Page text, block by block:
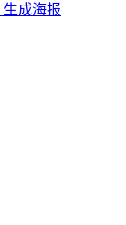
生成海报